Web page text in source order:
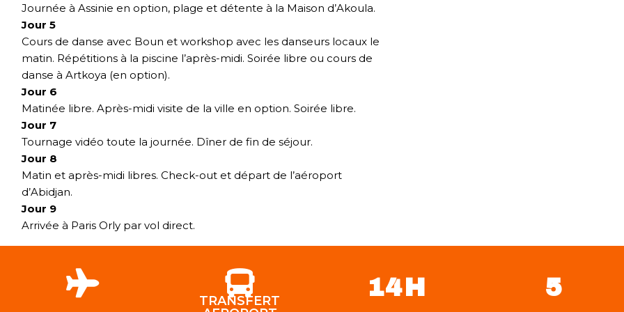
Journée à Assinie en option, plage et détente à la Maison d’Akoula.
Jour 5
Cours de danse avec Boun et workshop avec les danseurs locaux le
matin. Répétitions à la piscine l’après-midi. Soirée libre ou cours de
danse à Artkoya (en option).
Jour 6
Matinée libre. Après-midi visite de la ville en option. Soirée libre.
Jour 7
Tournage vidéo toute la journée. Dîner de fin de séjour.
Jour 8
Matin et après-midi libres. Check-out et départ de l’aéroport
d’Abidjan.
Jour 9
Arrivée à Paris Orly par vol direct.
TRANSFERT
14H 5